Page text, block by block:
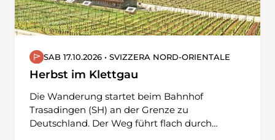
SAB 17.10.2026 • SVIZZERA NORD-ORIENTALE
Herbst im Klettgau
Die Wanderung startet beim Bahnhof
Trasadingen (SH) an der Grenze zu
Deutschland. Der Weg führt flach durch